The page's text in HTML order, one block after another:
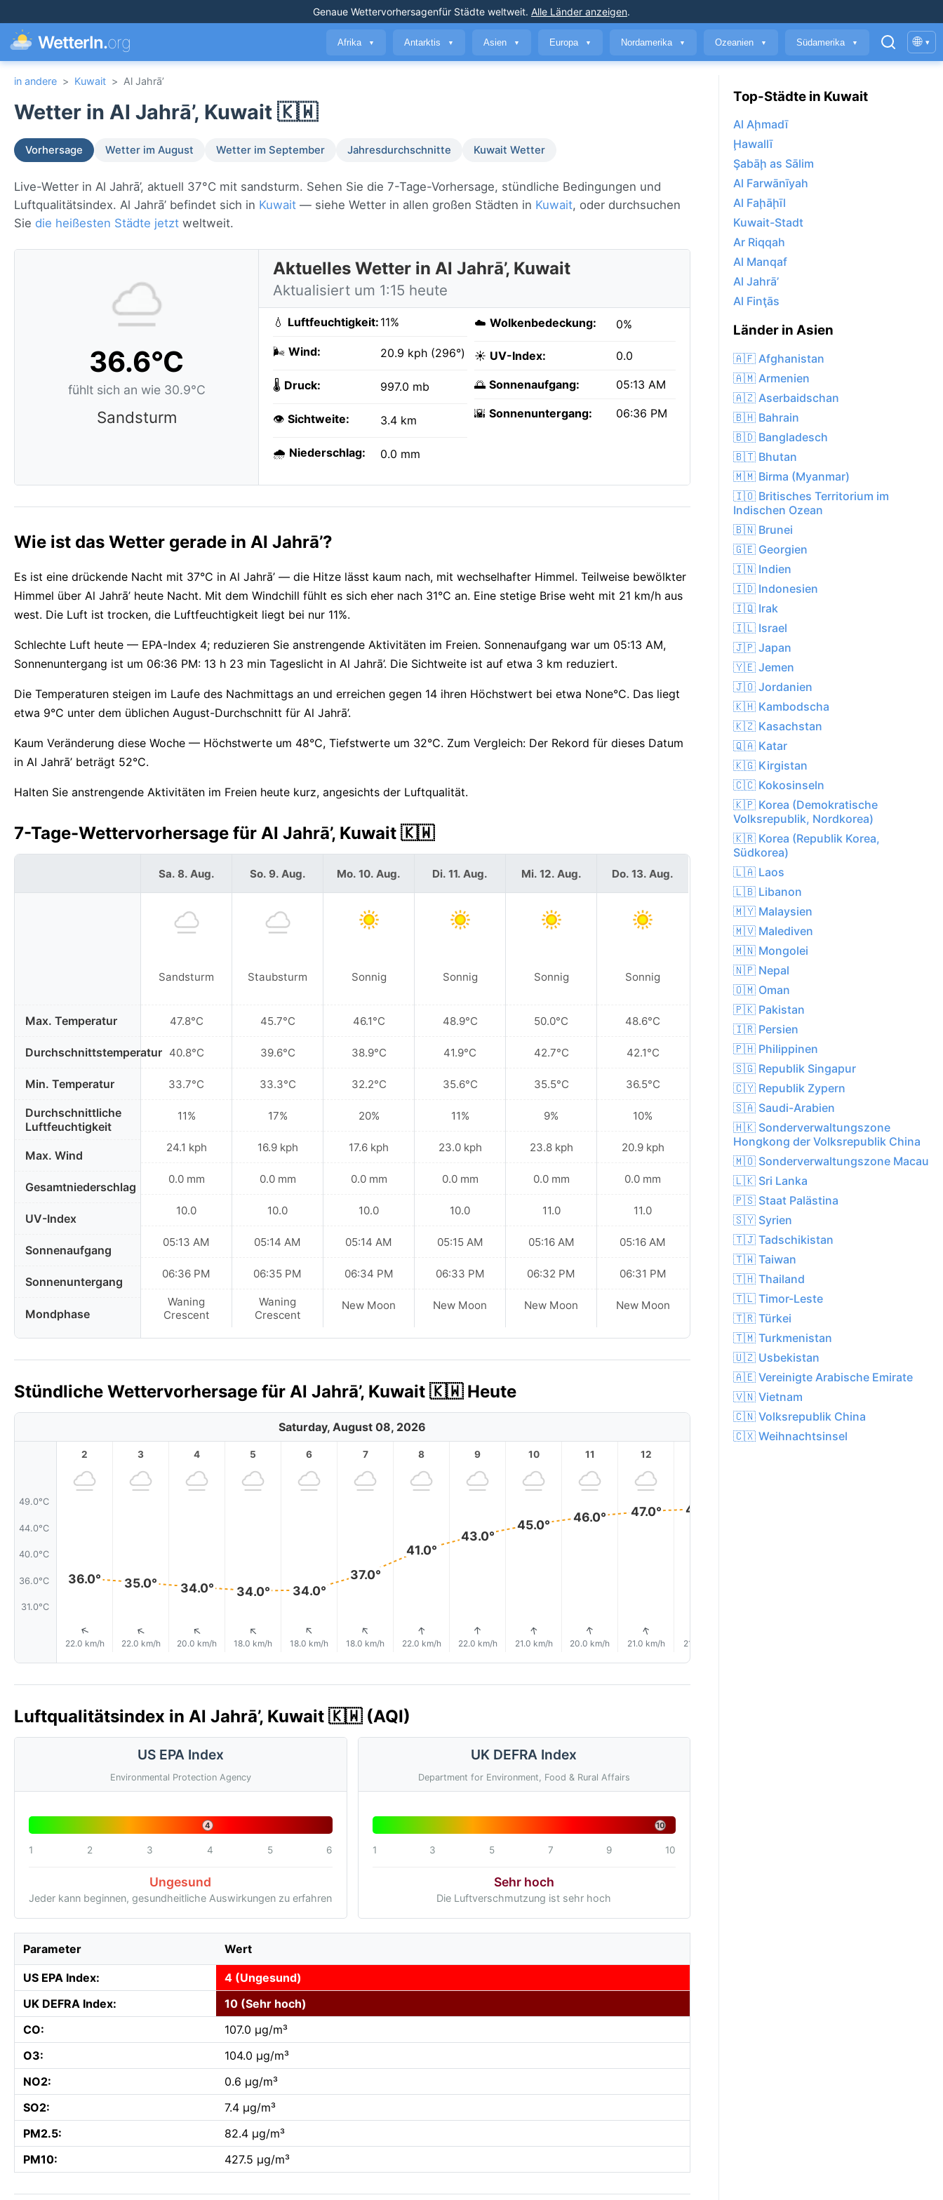
Genaue Wettervorhersagenfür Städte weltweit. Alle Länder anzeigen.
WetterIn.org Afrika ▼ Antarktis ▼ Asien ▼ Europa ▼ Nordamerika ▼ Ozeanien ▼ Südamerika ▼ 🌐 ▾
in andere > Kuwait > Al Jahrā’
Wetter in Al Jahrā’, Kuwait 🇰🇼
Vorhersage Wetter im August Wetter im September Jahresdurchschnitte Kuwait Wetter
Live-Wetter in Al Jahrā’, aktuell 37°C mit sandsturm. Sehen Sie die 7-Tage-Vorhersage, stündliche Bedingungen und
Luftqualitätsindex. Al Jahrā’ befindet sich in Kuwait — siehe Wetter in allen großen Städten in Kuwait, oder durchsuchen
Sie die heißesten Städte jetzt weltweit.
36.6°C
fühlt sich an wie 30.9°C
Sandsturm
Aktuelles Wetter in Al Jahrā’, Kuwait
Aktualisiert um 1:15 heute
💧 Luftfeuchtigkeit: 11%
🌬️ Wind: 20.9 kph (296°)
🌡️ Druck: 997.0 mb
👁️ Sichtweite: 3.4 km
🌧️ Niederschlag: 0.0 mm
☁️ Wolkenbedeckung: 0%
☀️ UV-Index: 0.0
🌅 Sonnenaufgang: 05:13 AM
🌇 Sonnenuntergang: 06:36 PM
Wie ist das Wetter gerade in Al Jahrā’?
Es ist eine drückende Nacht mit 37°C in Al Jahrā’ — die Hitze lässt kaum nach, mit wechselhafter Himmel. Teilweise bewölkter
Himmel über Al Jahrā’ heute Nacht. Mit dem Windchill fühlt es sich eher nach 31°C an. Eine stetige Brise weht mit 21 km/h aus
west. Die Luft ist trocken, die Luftfeuchtigkeit liegt bei nur 11%.
Schlechte Luft heute — EPA-Index 4; reduzieren Sie anstrengende Aktivitäten im Freien. Sonnenaufgang war um 05:13 AM,
Sonnenuntergang ist um 06:36 PM: 13 h 23 min Tageslicht in Al Jahrā’. Die Sichtweite ist auf etwa 3 km reduziert.
Die Temperaturen steigen im Laufe des Nachmittags an und erreichen gegen 14 ihren Höchstwert bei etwa None°C. Das liegt
etwa 9°C unter dem üblichen August-Durchschnitt für Al Jahrā’.
Kaum Veränderung diese Woche — Höchstwerte um 48°C, Tiefstwerte um 32°C. Zum Vergleich: Der Rekord für dieses Datum
in Al Jahrā’ beträgt 52°C.
Halten Sie anstrengende Aktivitäten im Freien heute kurz, angesichts der Luftqualität.
7-Tage-Wettervorhersage für Al Jahrā’, Kuwait 🇰🇼
Max. Temperatur
Durchschnittstemperatur
Min. Temperatur
Durchschnittliche
Luftfeuchtigkeit
Max. Wind
Gesamtniederschlag
UV-Index
Sonnenaufgang
Sonnenuntergang
Mondphase
Sa. 8. Aug.
Sandsturm
47.8°C
40.8°C
33.7°C
11%
24.1 kph
0.0 mm
10.0
05:13 AM
06:36 PM
Waning
Crescent
So. 9. Aug.
Staubsturm
45.7°C
39.6°C
33.3°C
17%
16.9 kph
0.0 mm
10.0
05:14 AM
06:35 PM
Waning
Crescent
Mo. 10. Aug.
Sonnig
46.1°C
38.9°C
32.2°C
20%
17.6 kph
0.0 mm
10.0
05:14 AM
06:34 PM
New Moon
Di. 11. Aug.
Sonnig
48.9°C
41.9°C
35.6°C
11%
23.0 kph
0.0 mm
10.0
05:15 AM
06:33 PM
New Moon
Mi. 12. Aug.
Sonnig
50.0°C
42.7°C
35.5°C
9%
23.8 kph
0.0 mm
11.0
05:16 AM
06:32 PM
New Moon
Do. 13. Aug.
Sonnig
48.6°C
42.1°C
36.5°C
10%
20.9 kph
0.0 mm
11.0
05:16 AM
06:31 PM
New Moon
Stündliche Wettervorhersage für Al Jahrā’, Kuwait 🇰🇼 Heute
Saturday, August 08, 2026
49.0°C
44.0°C
40.0°C
36.0°C
31.0°C
2
36.0°
↑
22.0 km/h
3
35.0°
↑
22.0 km/h
4
34.0°
↑
20.0 km/h
5
34.0°
↑
18.0 km/h
6
34.0°
↑
18.0 km/h
7
37.0°
↑
18.0 km/h
8
41.0°
↑
22.0 km/h
9
43.0°
↑
22.0 km/h
10
45.0°
↑
21.0 km/h
11
46.0°
↑
20.0 km/h
12
47.0°
↑
21.0 km/h
48.0°
21.0 km/h
Luftqualitätsindex in Al Jahrā’, Kuwait 🇰🇼 (AQI)
US EPA Index
Environmental Protection Agency
4
1 2 3 4 5 6
Ungesund
Jeder kann beginnen, gesundheitliche Auswirkungen zu erfahren
UK DEFRA Index
Department for Environment, Food & Rural Affairs
10
1 3 5 7 9 10
Sehr hoch
Die Luftverschmutzung ist sehr hoch
Parameter Wert
US EPA Index:
4 (Ungesund)
UK DEFRA Index:
10 (Sehr hoch)
CO:
107.0 µg/m³
O3:
104.0 µg/m³
NO2:
0.6 µg/m³
SO2:
7.4 µg/m³
PM2.5:
82.4 µg/m³
PM10:
427.5 µg/m³
Top-Städte in Kuwait
Al Aḩmadī
Ḩawallī
Şabāḩ as Sālim
Al Farwānīyah
Al Faḩāḩīl
Kuwait-Stadt
Ar Riqqah
Al Manqaf
Al Jahrā’
Al Finţās
Länder in Asien
🇦🇫 Afghanistan
🇦🇲 Armenien
🇦🇿 Aserbaidschan
🇧🇭 Bahrain
🇧🇩 Bangladesch
🇧🇹 Bhutan
🇲🇲 Birma (Myanmar)
🇮🇴 Britisches Territorium im
Indischen Ozean
🇧🇳 Brunei
🇬🇪 Georgien
🇮🇳 Indien
🇮🇩 Indonesien
🇮🇶 Irak
🇮🇱 Israel
🇯🇵 Japan
🇾🇪 Jemen
🇯🇴 Jordanien
🇰🇭 Kambodscha
🇰🇿 Kasachstan
🇶🇦 Katar
🇰🇬 Kirgistan
🇨🇨 Kokosinseln
🇰🇵 Korea (Demokratische
Volksrepublik, Nordkorea)
🇰🇷 Korea (Republik Korea,
Südkorea)
🇱🇦 Laos
🇱🇧 Libanon
🇲🇾 Malaysien
🇲🇻 Malediven
🇲🇳 Mongolei
🇳🇵 Nepal
🇴🇲 Oman
🇵🇰 Pakistan
🇮🇷 Persien
🇵🇭 Philippinen
🇸🇬 Republik Singapur
🇨🇾 Republik Zypern
🇸🇦 Saudi-Arabien
🇭🇰 Sonderverwaltungszone
Hongkong der Volksrepublik China
🇲🇴 Sonderverwaltungszone Macau
🇱🇰 Sri Lanka
🇵🇸 Staat Palästina
🇸🇾 Syrien
🇹🇯 Tadschikistan
🇹🇼 Taiwan
🇹🇭 Thailand
🇹🇱 Timor-Leste
🇹🇷 Türkei
🇹🇲 Turkmenistan
🇺🇿 Usbekistan
🇦🇪 Vereinigte Arabische Emirate
🇻🇳 Vietnam
🇨🇳 Volksrepublik China
🇨🇽 Weihnachtsinsel